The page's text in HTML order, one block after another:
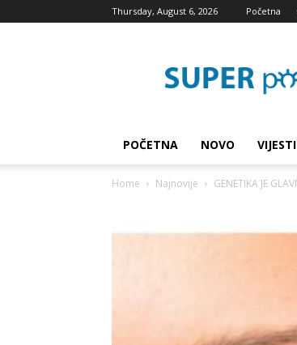
Thursday, August 6, 2026 Početna
blog
POČETNA NOVO VIJESTI
Home Najnovije GENETIKA JE